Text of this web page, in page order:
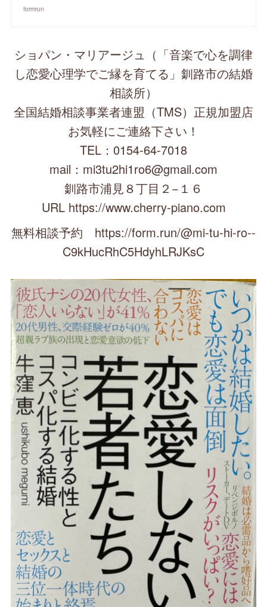
formrun
ショパン・マリアージュ（「音楽で心を調律
し恋愛心理学でご縁を育てる」釧路市の結婚
相談所）
全国結婚相談事業者連盟（TMS）正規加盟店
お気軽にご連絡下さい！
TEL：0154-64-7018
mail：mi3tu2hi1ro6@gmail.com
釧路市浦見８丁目２−１６
URL https://www.cherry-piano.com
無料相談予約 https://form.run/@mi-tu-hi-ro--
C9kHucRhC5HdyhLRJKsC